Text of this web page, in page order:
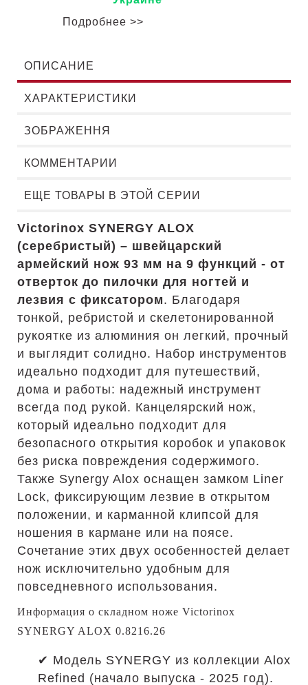
Подробнее >>
ОПИСАНИЕ
ХАРАКТЕРИСТИКИ
ЗОБРАЖЕННЯ
КОММЕНТАРИИ
ЕЩЕ ТОВАРЫ В ЭТОЙ СЕРИИ
Victorinox SYNERGY ALOX
(серебристый) – швейцарский
армейский нож 93 мм на 9 функций - от
отверток до пилочки для ногтей и
лезвия с фиксатором. Благодаря
тонкой, ребристой и скелетонированной
рукоятке из алюминия он легкий, прочный
и выглядит солидно. Набор инструментов
идеально подходит для путешествий,
дома и работы: надежный инструмент
всегда под рукой. Канцелярский нож,
который идеально подходит для
безопасного открытия коробок и упаковок
без риска повреждения содержимого.
Также Synergy Alox оснащен замком Liner
Lock, фиксирующим лезвие в открытом
положении, и карманной клипсой для
ношения в кармане или на поясе.
Сочетание этих двух особенностей делает
нож исключительно удобным для
повседневного использования.
Информация о складном ноже Victorinox
SYNERGY ALOX 0.8216.26
✔ Модель SYNERGY из коллекции Alox
Refined (начало выпуска - 2025 год).